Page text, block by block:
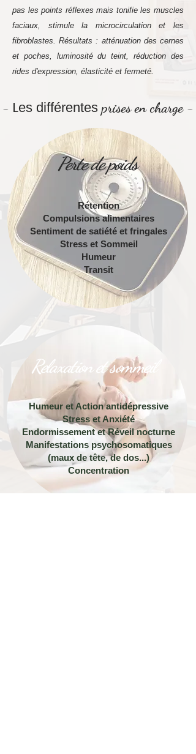
pas les points réflexes mais tonifie les muscles
faciaux, stimule la microcirculation et les
fibroblastes. Résultats : atténuation des cernes
et poches, luminosité du teint, réduction des
rides d'expression, élasticité et fermeté.
- Les différentesprises encharge-
Perte de poids
Rétention
Compulsions alimentaires
Sentiment de satiété et fringales
Stress et Sommeil
Humeur
Transit
Relaxation et sommeil
Humeur et Action antidépressive
Stress et Anxiété
Endormissement et Réveil nocturne
Manifestations psychosomatiques
(maux de tête, de dos...)
Concentration